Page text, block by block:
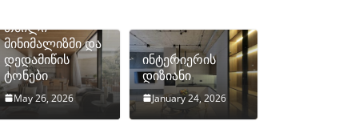
თბილი
მინიმალიზმი და
დედამიწის
ტონები
May 26, 2026
ინტერიერის
დიზიანი
January 24, 2026